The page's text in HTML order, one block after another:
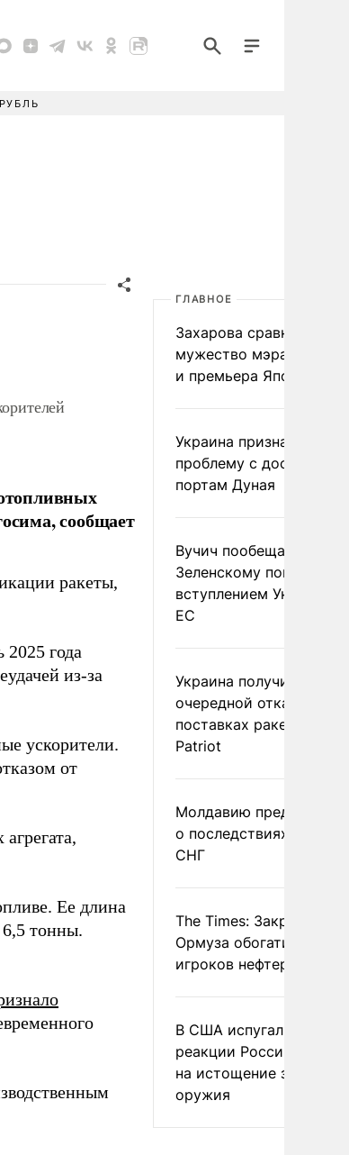
сообщает
ракеты,
2025 года
из-за
ускорители.
от
Ее длина
6,5 тонны.
ГЛАВНОЕ
Захарова сравнила
мужество мэра
и премьера Японии
Украина признала
проблему с доступом к
портам Дуная
Вучич пообещал
Зеленскому помочь со
вступлением Украины в
ЕС
Украина получила
очередной отказ в
поставках ракет для
Patriot
Молдавию
о последствиях выхода
СНГ
The Times: Закрытие
Ормуза обогатило
игроков нефтерынка
В США испугались
реакции России и
на истощение запасов
оружия